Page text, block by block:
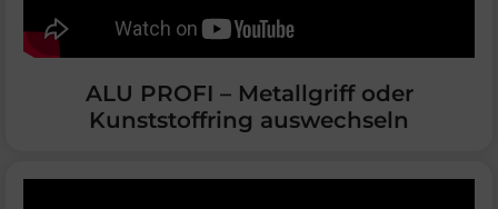
ALU PROFI – Metallgriff oder
Kunststoffring auswechseln